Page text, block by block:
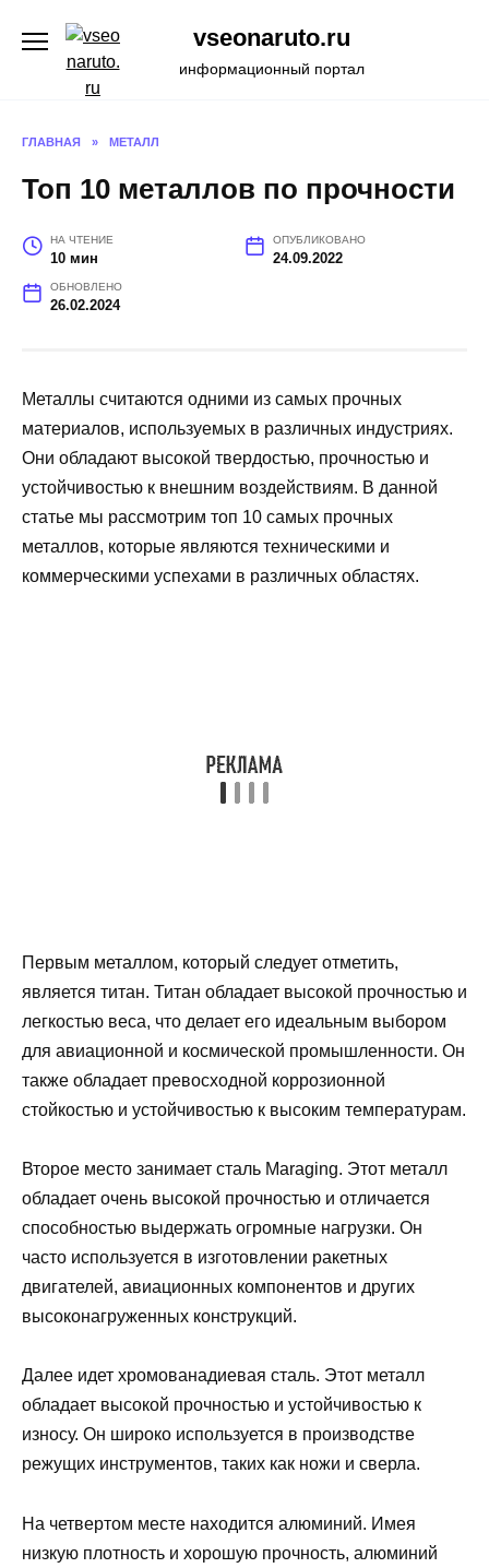
содержанию
vseonaruto.ru
информационный портал
ГЛАВНАЯ » МЕТАЛЛ
Топ 10 металлов по прочности
НА ЧТЕНИЕ
10 мин
ОПУБЛИКОВАНО
24.09.2022
ОБНОВЛЕНО
26.02.2024
Металлы считаются одними из самых прочных
материалов, используемых в различных индустриях.
Они обладают высокой твердостью, прочностью и
устойчивостью к внешним воздействиям. В данной
статье мы рассмотрим топ 10 самых прочных
металлов, которые являются техническими и
коммерческими успехами в различных областях.
Первым металлом, который следует отметить,
является титан. Титан обладает высокой прочностью и
легкостью веса, что делает его идеальным выбором
для авиационной и космической промышленности. Он
также обладает превосходной коррозионной
стойкостью и устойчивостью к высоким температурам.
Второе место занимает сталь Maraging. Этот металл
обладает очень высокой прочностью и отличается
способностью выдержать огромные нагрузки. Он
часто используется в изготовлении ракетных
двигателей, авиационных компонентов и других
высоконагруженных конструкций.
Далее идет хромованадиевая сталь. Этот металл
обладает высокой прочностью и устойчивостью к
износу. Он широко используется в производстве
режущих инструментов, таких как ножи и сверла.
На четвертом месте находится алюминий. Имея
низкую плотность и хорошую прочность, алюминий